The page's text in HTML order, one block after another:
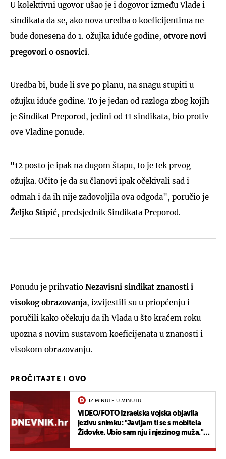
U kolektivni ugovor ušao je i dogovor između Vlade i
sindikata da se, ako nova uredba o koeficijentima ne
bude donesena do 1. ožujka iduće godine, otvore novi
pregovori o osnovici.
Uredba bi, bude li sve po planu, na snagu stupiti u
ožujku iduće godine. To je jedan od razloga zbog kojih
je Sindikat Preporod, jedini od 11 sindikata, bio protiv
ove Vladine ponude.
"12 posto je ipak na dugom štapu, to je tek prvog
ožujka. Očito je da su članovi ipak očekivali sad i
odmah i da ih nije zadovoljila ova odgoda", poručio je
Željko Stipić, predsjednik Sindikata Preporod.
Ponudu je prihvatio Nezavisni sindikat znanosti i
visokog obrazovanja, izvijestili su u priopćenju i
poručili kako očekuju da ih Vlada u što kraćem roku
upozna s novim sustavom koeficijenata u znanosti i
visokom obrazovanju.
PROČITAJTE I OVO
IZ MINUTE U MINUTU
VIDEO/FOTO Izraelska vojska objavila
jezivu snimku: "Javljam ti se s mobitela
Židovke. Ubio sam nju i njezinog muža."
fazom, ona dolazi"